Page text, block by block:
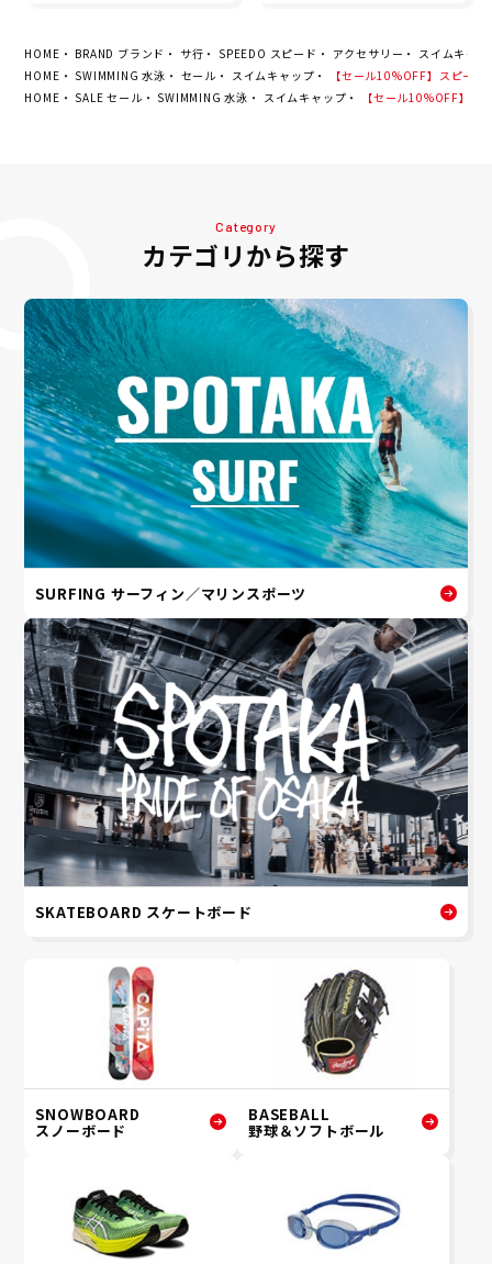
HOME BRAND ブランド サ行 SPEEDO スピード アクセサリー
スイムキャ
HOME
SWIMMING 水泳 セール スイムキャップ
【セール10%OFF】スピー
HOME
SALE セール SWIMMING 水泳 スイムキャップ 【セール10%OFF】ス
Category
カテゴリから探す
SURFING サーフィン／マリンスポーツ
SKATEBOARD スケートボード
SNOWBOARD
スノーボード
BASEBALL
野球＆ソフトボール